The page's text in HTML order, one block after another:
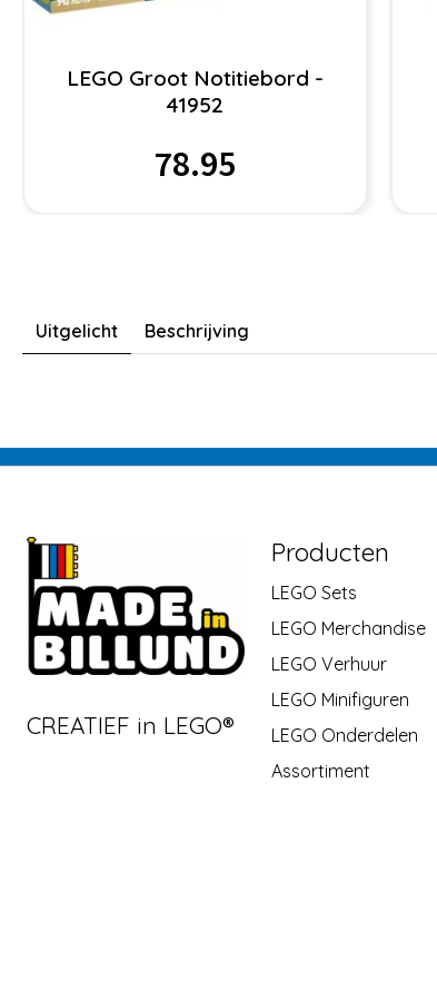
LEGO Groot Notitiebord -
41952
78.95
Uitgelicht Beschrijving
CREATIEF in LEGO®
Producten
LEGO Sets
LEGO Merchandise
LEGO Verhuur
LEGO Minifiguren
LEGO Onderdelen
Assortiment